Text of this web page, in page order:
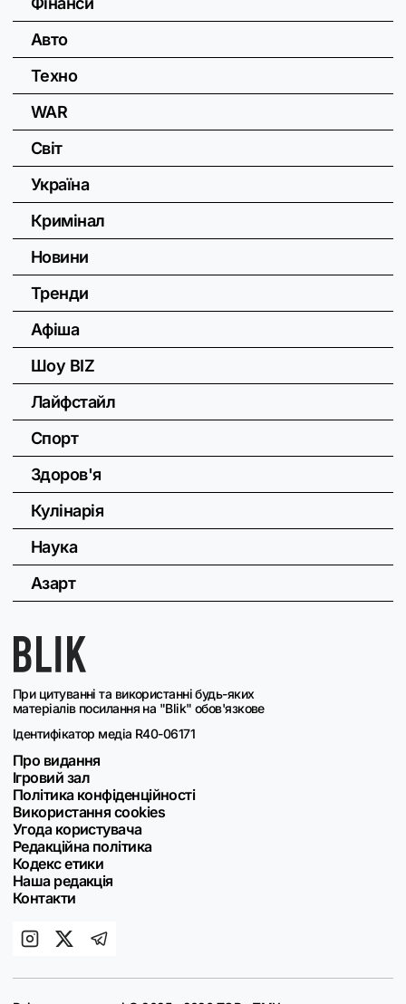
При цитуванні та використанні будь-яких
матеріалів посилання на "Blik" обов'язкове
Ідентифікатор медіа R40-06171
Про видання
Ігровий зал
Політика конфіденційності
Використання cookies
Угода користувача
Редакційна політика
Кодекс етики
Наша редакція
Контакти
Авто
Техно
WAR
Світ
Україна
Кримінал
Новини
Тренди
Афіша
Шоу BIZ
Лайфстайл
Спорт
Здоров'я
Кулінарія
Наука
Азарт